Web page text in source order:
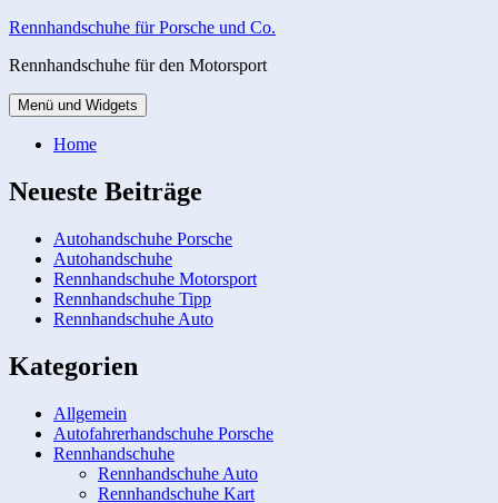
Zum
springen
Rennhandschuhe für Porsche und Co.
Rennhandschuhe für den Motorsport
Menü und Widgets
Home
Neueste Beiträge
Autohandschuhe Porsche
Autohandschuhe
Rennhandschuhe Motorsport
Rennhandschuhe Tipp
Rennhandschuhe Auto
Kategorien
Allgemein
Autofahrerhandschuhe Porsche
Rennhandschuhe
Rennhandschuhe Auto
Rennhandschuhe Kart